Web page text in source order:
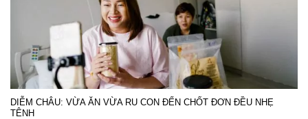
DIỄM CHÂU: VỪA ĂN VỪA RU CON ĐẾN CHỐT ĐƠN ĐỀU NHẸ
TÊNH